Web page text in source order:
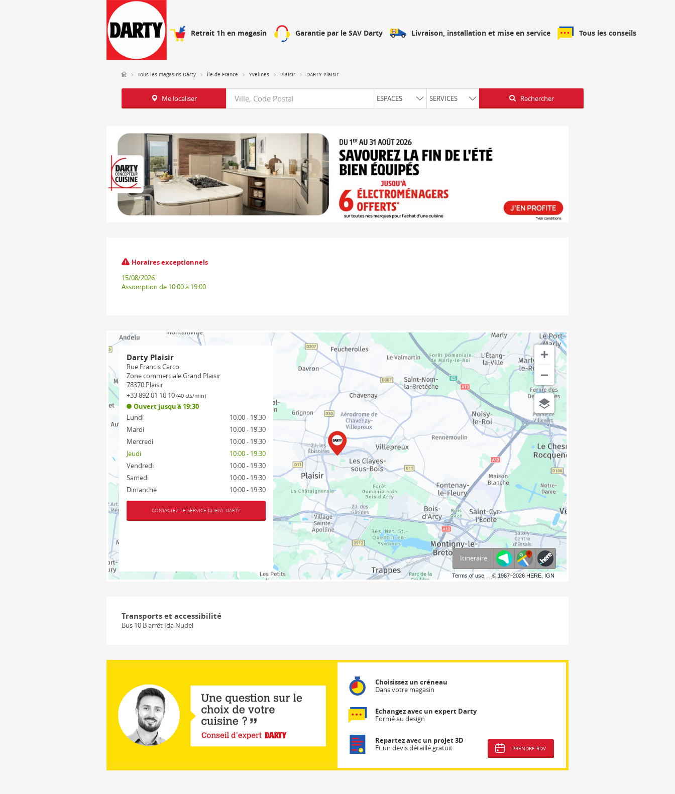
Retrait 1h en magasin Garantie par le SAV Darty Livraison, installation et mise en service Tous les conseils
Tous les magasins Darty Île-de-France Yvelines Plaisir DARTY Plaisir
Me localiser Requête ESPACES SERVICES Latitude
Longitude Rechercher
Horaires exceptionnels
15/08/2026
Assomption de 10:00 à 19:00
Darty Plaisir
Rue Francis Carco
Zone commerciale Grand Plaisir
78370 Plaisir
+33 892 01 10 10 (40 cts/min)
Ouvert jusqu'à 19:30
Lundi
10:00 - 19:30
Mardi
10:00 - 19:30
Mercredi
10:00 - 19:30
Jeudi
10:00 - 19:30
Vendredi
10:00 - 19:30
Samedi
10:00 - 19:30
Dimanche
10:00 - 19:30
CONTACTEZ LE SERVICE CLIENT DARTY
Terms of use © 1987–2026 HERE, IGN
Itineraire
Transports et accessibilité
Bus 10 B arrêt Ida Nudel
Choisissez un créneau
Dans votre magasin
Echangez avec un expert Darty
Formé au design
Repartez avec un projet 3D
Et un devis détaillé gratuit
PRENDRE RDV